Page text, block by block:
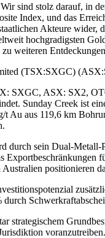
sind stolz darauf, in
Index, und das
Akteure
hochgradigsten
weiteren
(TSX:SXGC)
SXGC, ASX: SX2,
Sunday Creek ist
t Au aus 119,6 km
durch sein Dual-
positionieren
strategischem
voranzutreiben.